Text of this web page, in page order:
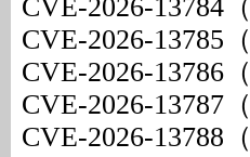
CVE-2026-13784
CVE-2026-13785
CVE-2026-13786
CVE-2026-13787
CVE-2026-13788